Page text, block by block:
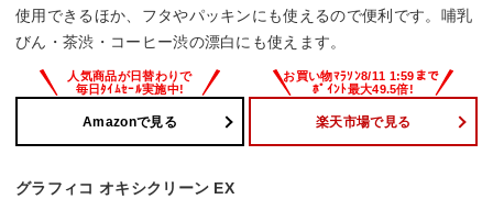
使用できるほか、フタやパッキンにも使えるので便利です。哺乳
びん・茶渋・コーヒー渋の漂白にも使えます。
Amazonで見る 楽天市場で見る
グラフィコ オキシクリーン EX